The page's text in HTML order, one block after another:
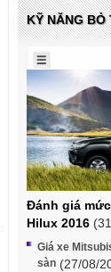
KỸ NĂNG BỎ
Đánh giá
Hilux 2016
Giá xe
sàn (27/08/